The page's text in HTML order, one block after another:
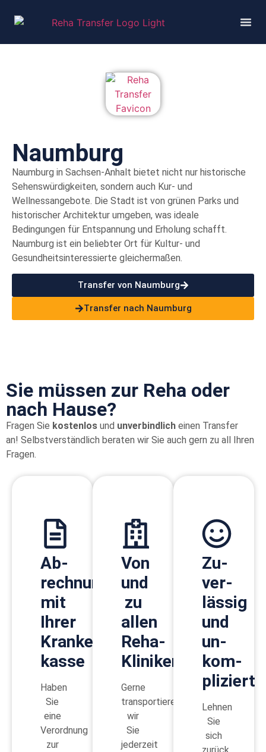
Naumburg
Naumburg in Sachsen-Anhalt bietet nicht nur historische
Sehenswürdigkeiten, sondern auch Kur- und
Wellnessangebote. Die Stadt ist von grünen Parks und
historischer Architektur umgeben, was ideale
Bedingungen für Entspannung und Erholung schafft.
Naumburg ist ein beliebter Ort für Kultur- und
Gesundheitsinteressierte gleichermaßen.
Transfer von Naumburg
Transfer nach Naumburg
Sie müssen zur Reha oder
nach Hause?
Fragen Sie kostenlos und unverbindlich einen Transfer
an! Selbstverständlich beraten wir Sie auch gern zu all Ihren
Fragen.
Ab­
rechnung
mit
Ihrer
Kranken­
kasse
Haben
Sie
eine
Verordnung
zur
Von
und
zu
allen
Reha-
Kliniken
Gerne
transportieren
wir
Sie
jederzeit
Zu­
ver­
lässig
und
un­
kom­
pliziert
Lehnen
Sie
sich